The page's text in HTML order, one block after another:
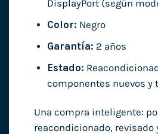
DisplayPort (según
Color: Negro
Garantía: 2 años
Estado:
componentes nuevos y
Una compra inteligente:
reacondicionado, revisado